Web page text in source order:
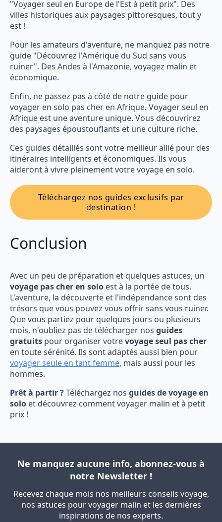
"Voyager seul en Europe de l'Est à petit prix". Des
villes historiques aux paysages pittoresques, tout y
est !
Pour les amateurs d'aventure, ne manquez pas notre
guide "Découvrez l'Amérique du Sud sans vous
ruiner". Des Andes à l'Amazonie, voyagez malin et
économique.
Enfin, ne passez pas à côté de notre guide pour
voyager en solo pas cher en Afrique. Voyager seul en
Afrique est une aventure unique. Vous découvrirez
des paysages époustouflants et une culture riche.
Ces guides détaillés sont votre meilleur allié pour des
itinéraires intelligents et économiques. Ils vous
aideront à vivre pleinement votre voyage en solo.
Téléchargez nos guides exclusifs par
destination !
Conclusion
Avec un peu de préparation et quelques astuces, un
voyage pas cher en solo est à la portée de tous.
L'aventure, la découverte et l'indépendance sont des
trésors que vous pouvez vous offrir sans vous ruiner.
Que vous partiez pour quelques jours ou plusieurs
mois, n'oubliez pas de télécharger nos guides
gratuits pour organiser votrevoyage seul pas cher
en toute sérénité. Ils sont adaptés aussi bien pour
voyager seule en tant femme, mais aussi pour les
hommes.
Prêt à partir ?Téléchargez nos guides de voyage en
solo et découvrez comment voyager malin et à petit
prix !
Ne manquez aucune info, abonnez-vous à
notre Newsletter !
Recevez chaque mois nos meilleurs conseils voyage,
nos astuces pour voyager malin et les dernières
inspirations de nos experts.